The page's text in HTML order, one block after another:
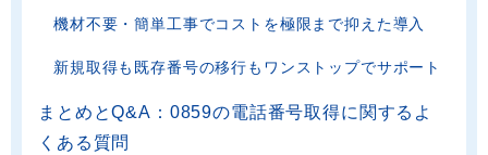
機材不要・簡単工事でコストを極限まで抑えた導入
新規取得も既存番号の移行もワンストップでサポート
まとめとQ&A：0859の電話番号取得に関するよ
くある質問